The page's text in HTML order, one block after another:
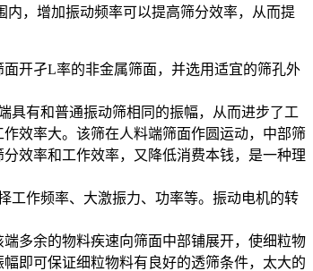
，增加振动频率可以提高筛分效率，从而提
开孑L率的非金属筛面，并选用适宜的筛孔外
具有和普通振动筛相同的振幅，从而进步了工
效率大。该筛在人料端筛面作圆运动，中部筛
效率和工作效率，又降低消费本钱，是一种理
工作频率、大激振力、功率等。振动电机的转
多余的物料疾速向筛面中部铺展开，使细粒物
即可保证细粒物料有良好的透筛条件，太大的